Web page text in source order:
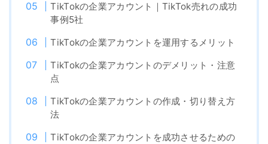
TikTokの企業アカウント｜TikTok売れの成功
事例5社
TikTokの企業アカウントを運用するメリット
TikTokの企業アカウントのデメリット・注意
点
TikTokの企業アカウントの作成・切り替え方
法
TikTokの企業アカウントを成功させるための